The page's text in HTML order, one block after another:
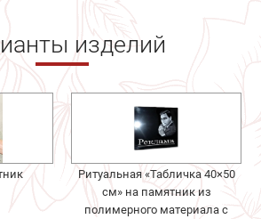
изделий
Ритуальная «Табличка 40×50
см» на памятник из
полимерного материала с